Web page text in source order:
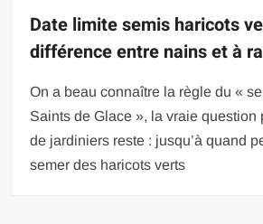
Date limite semis haricots
différence entre nains et à
On a beau connaître la règle du «
Saints de Glace », la vraie question
de jardiniers reste : jusqu’à quand
semer des haricots verts